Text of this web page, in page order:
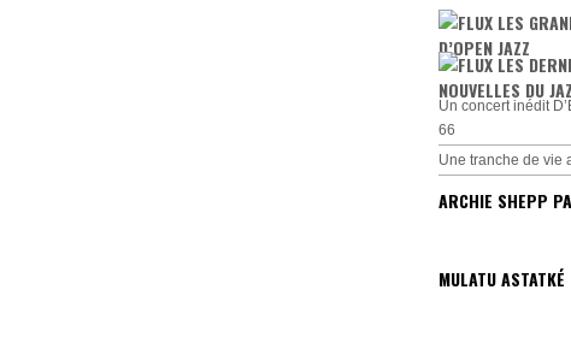
LES
D’OPEN JAZZ
LES
NOUVELLES DU
Un concert inédit
66
Une tranche de vie
ARCHIE SHEPP
MULATU